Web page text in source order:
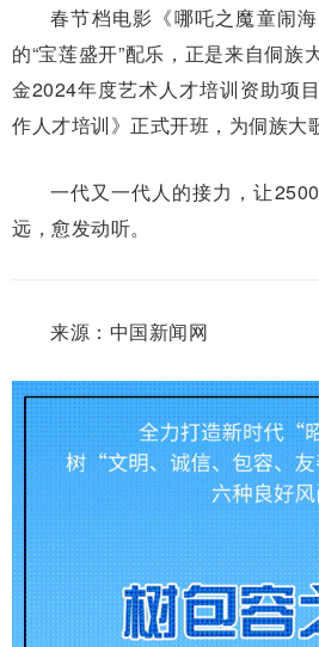
春节档电影《哪吒之魔童闹
的“宝莲盛开”配乐，正是来自侗族
金2024年度艺术人才培训资助项
作人才培训》正式开班，为侗族大
一代又一代人的接力，让
远，愈发动听。
来源：中国新闻网